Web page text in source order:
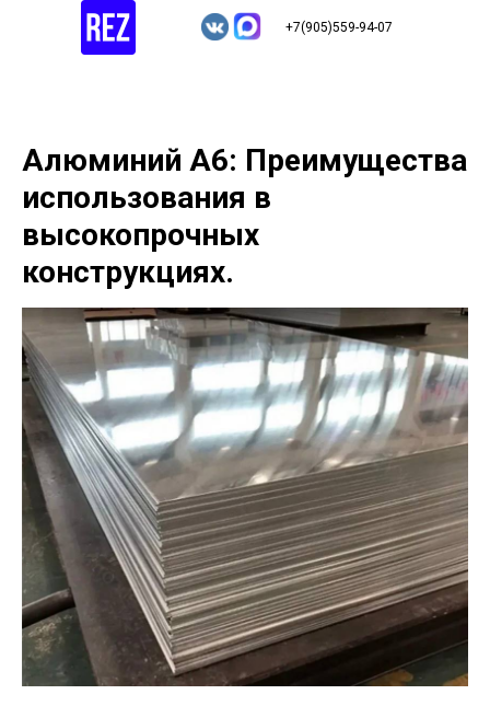
+7(905)559-94-07
Алюминий А6: Преимущества
использования в
высокопрочных
конструкциях.